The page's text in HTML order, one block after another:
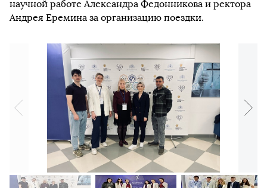
научной работе Александра Федонникова и ректора
Андрея Еремина за организацию поездки.